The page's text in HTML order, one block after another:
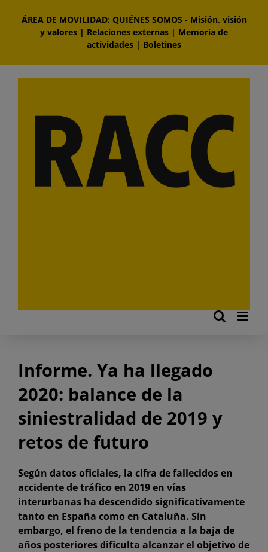
contenido
ÁREA DE MOVILIDAD: QUIÉNES SOMOS - Misión, visión
y valores | Relaciones externas | Memoria de
actividades | Boletines
Informe. Ya ha llegado
2020: balance de la
siniestralidad de 2019 y
retos de futuro
Según datos oficiales, la cifra de fallecidos en
accidente de tráfico en 2019 en vías
interurbanas ha descendido significativamente
tanto en España como en Cataluña. Sin
embargo, el freno de la tendencia a la baja de
años posteriores dificulta alcanzar el objetivo de